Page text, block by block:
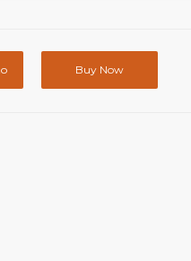
Buy Now